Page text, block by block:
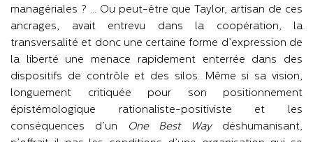
managériales ? … Ou peut-être que Taylor, artisan de ces
ancrages, avait entrevu dans la coopération, la
transversalité et donc une certaine forme d’expression de
la liberté une menace rapidement enterrée dans des
dispositifs de contrôle et des silos. Même si sa vision,
longuement critiquée pour son positionnement
épistémologique rationaliste-positiviste et les
conséquences d’un
One Best Way déshumanisant,